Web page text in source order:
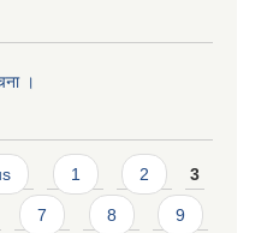
।
1 2 3
7 8 9